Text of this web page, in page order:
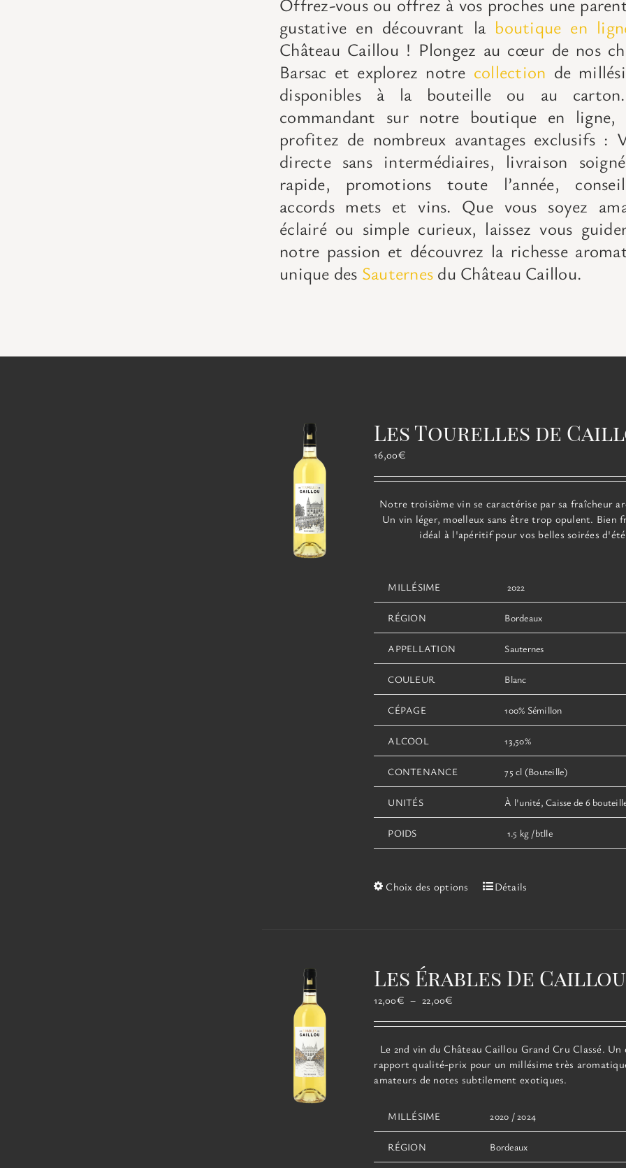
gustative en découvrant la boutique en
Château Caillou ! Plongez au cœur de nos
Barsac et explorez notre collection de
disponibles à la bouteille ou au
commandant sur notre boutique en ligne,
profitez de nombreux avantages exclusifs :
directe sans intermédiaires, livraison
rapide, promotions toute l’année,
accords mets et vins. Que vous soyez
éclairé ou simple curieux, laissez vous
notre passion et découvrez la richesse
unique des Sauternes du Château Caillou.
Les Tourelles de
16,00€
Notre troisième vin se caractérise par sa fraîcheur
Un vin léger, moelleux sans être trop opulent. Bien
idéal à l'apéritif pour vos belles soirées
MILLÉSIME 2022
RÉGION Bordeaux
APPELLATION Sauternes
COULEUR Blanc
CÉPAGE 100% Sémillon
ALCOOL 13,50%
CONTENANCE 75 cl (Bouteille)
UNITÉS À l'unité, Caisse de 6
POIDS 1.5 kg /btlle
Choix des options
Ce
options
choisies
la
page
du
Détails
Les Érables De Caillou
12,00€ – 22,00€
prix :
12,00€
à
22,00€
Le 2nd vin du Château Caillou Grand Cru Classé. Un
rapport qualité-prix pour un millésime très
amateurs de notes subtilement exotiques.
MILLÉSIME 2020 / 2024
RÉGION Bordeaux